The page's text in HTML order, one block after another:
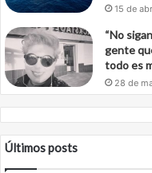
15 de
“No
gente
todo es
28 de
Últimos posts